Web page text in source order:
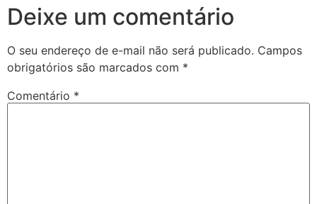
Deixe um comentário
O seu endereço de e-mail não será publicado. Campos
obrigatórios são marcados com *
Comentário *